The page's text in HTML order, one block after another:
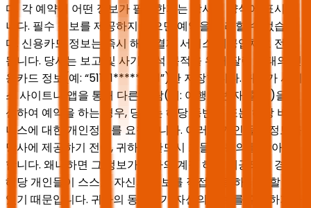
다. 각 예약에 어떤 정보가 필요한지는 당사의 양식에 표시됩
니다. 필수 정보를 제공하지 않으면 예약을 처리할 수 없습니
다. 신용카드 정보는 즉시 해당 결제 서비스 제공업체로 전달
됩니다. 당사는 보고 및 사기 분석 목적을 위해 잘린 형태의 신
용카드 정보(예: “511111******1111”)만 저장합니다. 귀하가 서비
스 사이트나 앱을 통해 다른 사람(예: 여행 동반자, 출장)을 대
신하여 예약을 하는 경우, 당사는 해당 동반자 또는 해당 비즈
니스에 대한 개인정보를 요청합니다. 이러한 개인들의 정보를
당사에 제공하기 전에, 귀하는 반드시 그들의 동의를 받아야
합니다. 왜냐하면 그 정보가 귀하의 계정 하에 제공되는 경우,
해당 개인들이 스스로 자신의 정보를 직접 열람하지 못할 수
있기 때문입니다. 귀하의 동반자가 자신의 정보를 수정하거나